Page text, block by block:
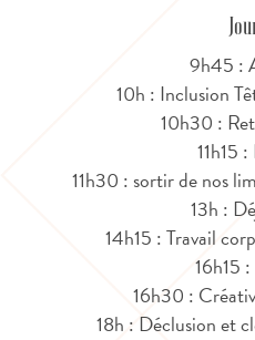
9h45 :
10h : Inclusion
10h30 :
11h15
11h30 : sortir de nos
13h :
14h15 : Travail
16h15
16h30 :
18h : Déclusion et